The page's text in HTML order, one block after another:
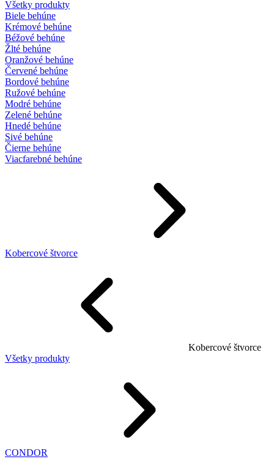
Všetky produkty
Biele behúne
Krémové behúne
Béžové behúne
Žlté behúne
Oranžové behúne
Červené behúne
Bordové behúne
Ružové behúne
Modré behúne
Zelené behúne
Hnedé behúne
Sivé behúne
Čierne behúne
Viacfarebné behúne
Kobercové štvorce
Kobercové štvorce
Všetky produkty
CONDOR